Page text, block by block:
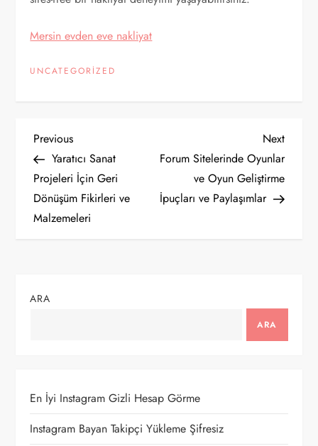
Mersin evden eve nakliyat
UNCATEGORIZED
Y
a
z
e
n
Previous
Post
Previous
Yaratıcı Sanat
Projeleri İçin Geri
Dönüşüm Fikirleri ve
Malzemeleri
Next
Post
Next
Forum Sitelerinde Oyunlar
ve Oyun Geliştirme
İpuçları ve Paylaşımlar
ARA
ARA
En İyi Instagram Gizli Hesap Görme
Instagram Bayan Takipçi Yükleme Şifresiz